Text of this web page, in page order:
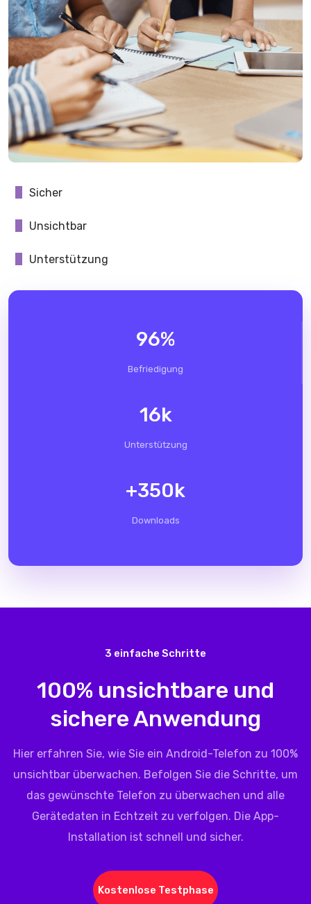
Sicher
Unsichtbar
Unterstützung
96%
Befriedigung
16k
Unterstützung
+350k
Downloads
3 einfache Schritte
100% unsichtbare und
sichere Anwendung
Hier erfahren Sie, wie Sie ein Android-Telefon zu 100%
unsichtbar überwachen. Befolgen Sie die Schritte, um
das gewünschte Telefon zu überwachen und alle
Gerätedaten in Echtzeit zu verfolgen. Die App-
Installation ist schnell und sicher.
Kostenlose Testphase